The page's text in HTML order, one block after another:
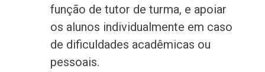
função de tutor de turma, e apoiar
os alunos individualmente em caso
de dificuldades acadêmicas ou
pessoais.